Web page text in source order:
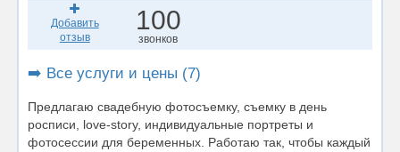
Добавить
отзыв
100
звонков
➡️ Все услуги и цены (7)
Предлагаю свадебную фотосъемку, съемку в день
росписи, love-story, индивидуальные портреты и
фотосессии для беременных. Работаю так, чтобы каждый